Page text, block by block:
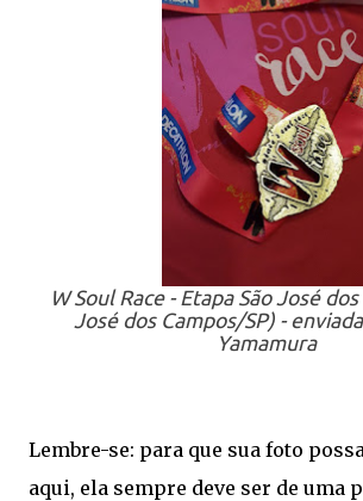
W Soul Race - Etapa São José
José dos Campos/SP) -
Yamamura
Lembre-se: para que sua foto
aqui, ela sempre deve ser de uma